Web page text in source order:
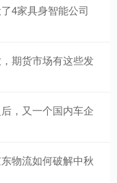
4家具身智能公司
期货市场有这些发
，又一个国内车企
物流如何破解中秋